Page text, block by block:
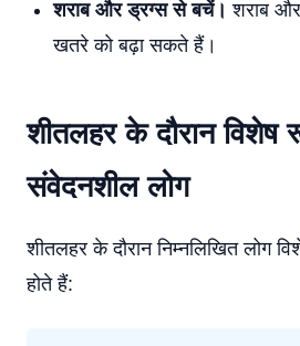
शराब और ड्रग्स से बचें। शराब और
खतरे को बढ़ा सकते हैं।
शीतलहर के दौरान विशेष
संवेदनशील लोग
शीतलहर के दौरान निम्नलिखित लोग
होते हैं: